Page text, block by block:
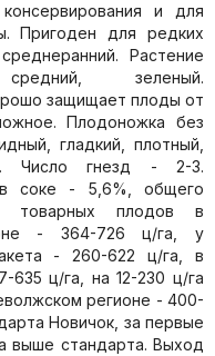
и для
Пригоден для редких
Растение
зеленый.
защищает плоды от
Плодоножка без
гладкий, плотный,
Число гнезд - 2-3.
соке - 5,6%, общего
товарных плодов в
- 364-726 ц/га, у
- 260-622 ц/га, в
635 ц/га, на 12-230 ц/га
регионе - 400-
Новичок, за первые
выше стандарта. Выход